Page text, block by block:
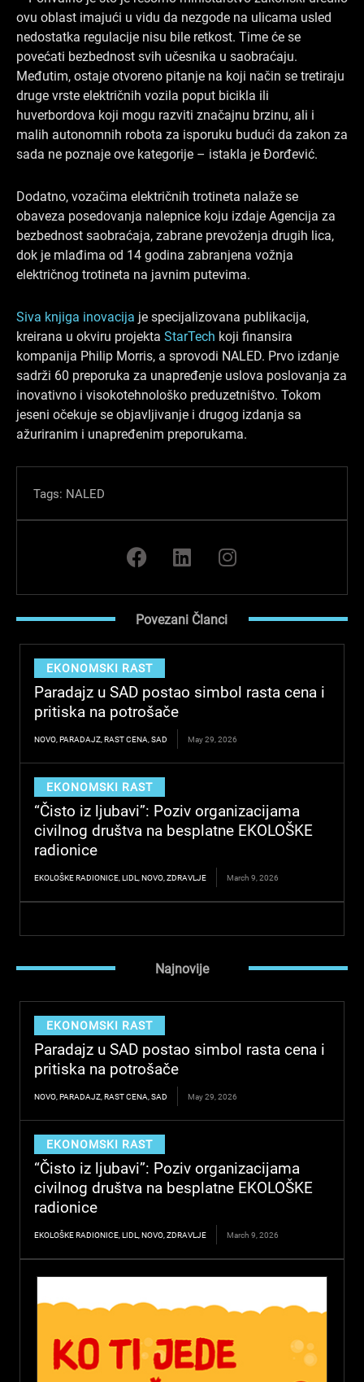
ovu oblast imajući u vidu da nezgode na ulicama usled
nedostatka regulacije nisu bile retkost. Time će se
povećati bezbednost svih učesnika u saobraćaju.
Međutim, ostaje otvoreno pitanje na koji način se tretiraju
druge vrste električnih vozila poput bicikla ili
huverbordova koji mogu razviti značajnu brzinu, ali i
malih autonomnih robota za isporuku budući da zakon za
sada ne poznaje ove kategorije – istakla je Đorđević.
Dodatno, vozačima električnih trotineta nalaže se
obaveza posedovanja nalepnice koju izdaje Agencija za
bezbednost saobraćaja, zabrane prevoženja drugih lica,
dok je mlađima od 14 godina zabranjena vožnja
električnog trotineta na javnim putevima.
Siva knjiga inovacija je specijalizovana publikacija,
kreirana u okviru projekta StarTech koji finansira
kompanija Philip Morris, a sprovodi NALED. Prvo izdanje
sadrži 60 preporuka za unapređenje uslova poslovanja za
inovativno i visokotehnološko preduzetništvo. Tokom
jeseni očekuje se objavljivanje i drugog izdanja sa
ažuriranim i unapređenim preporukama.
Tags: NALED
F
a
b
o
o
k
L
i
e
d
n
I
n
a
g
a
Povezani Članci
EKONOMSKI RAST
Paradajz u SAD postao simbol rasta cena i
pritiska na potrošače
NOVO,PARADAJZ,RAST CENA,SAD May 29, 2026
EKONOMSKI RAST
“Čisto iz ljubavi”: Poziv organizacijama
civilnog društva na besplatne EKOLOŠKE
radionice
EKOLOŠKE RADIONICE,LIDL,NOVO,ZDRAVLJE March 9, 2026
Najnovije
EKONOMSKI RAST
Paradajz u SAD postao simbol rasta cena i
pritiska na potrošače
NOVO,PARADAJZ,RAST CENA,SAD May 29, 2026
EKONOMSKI RAST
“Čisto iz ljubavi”: Poziv organizacijama
civilnog društva na besplatne EKOLOŠKE
radionice
EKOLOŠKE RADIONICE,LIDL,NOVO,ZDRAVLJE March 9, 2026